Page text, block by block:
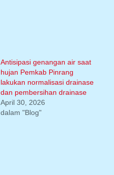
Antisipasi genangan air saat
hujan Pemkab Pinrang
lakukan normalisasi drainase
dan pembersihan drainase
April 30, 2026
dalam "Blog"